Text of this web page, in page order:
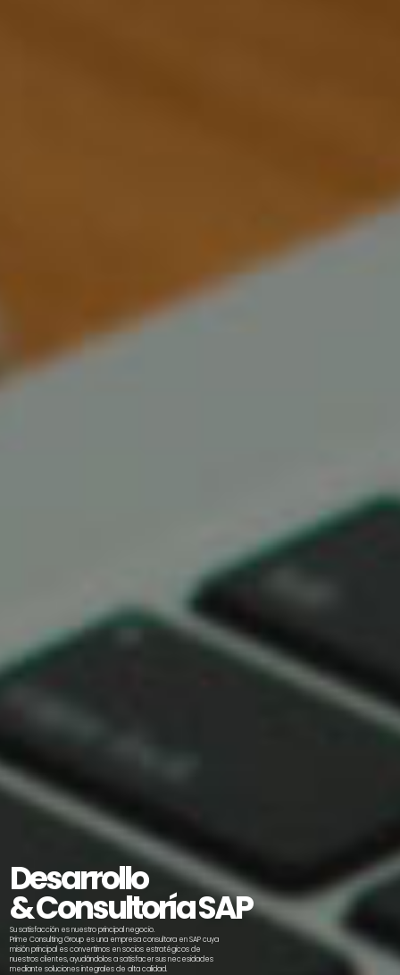
Desarrollo
& Consultoría SAP
Su satisfacción es nuestro principal negocio.
Prime Consulting Group es una empresa consultora en SAP cuya
misión principal es convertirnos en socios estratégicos de
nuestros clientes, ayudándolos a satisfacer sus necesidades
mediante soluciones integrales de alta calidad.